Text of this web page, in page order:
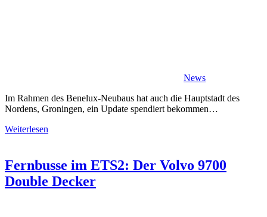
News
Im Rahmen des Benelux-Neubaus hat auch die Hauptstadt des
Nordens, Groningen, ein Update spendiert bekommen…
Weiterlesen
Fernbusse im ETS2: Der Volvo 9700
Double Decker